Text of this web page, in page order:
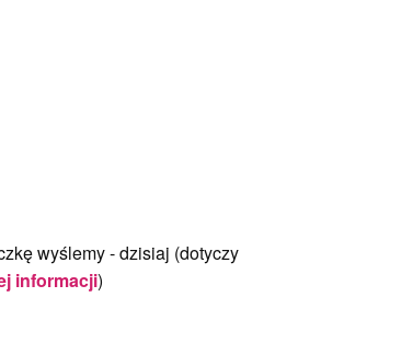
wyślemy -dzisiaj (dotyczy
informacji)